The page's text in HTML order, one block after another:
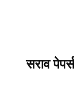
सराव